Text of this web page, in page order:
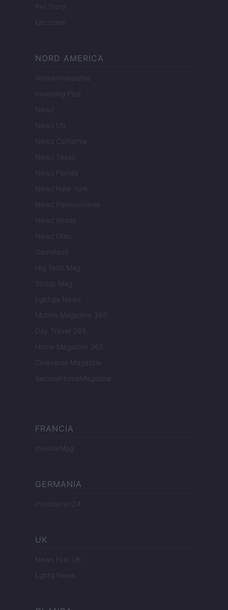
Pet Story
Encocina
NORD AMERICA
Womanmagazine
Investing Plus
Newz
Newz US
Newz California
Newz Texas
Newz Florida
Newz New York
Newz Pennsylvania
Newz Illinois
Newz Ohio
Gameland
Hig Tech Mag
Scoop Mag
Lgbtqia News
Motors Magazine 365
Day Travel 365
Home Magazine 365
Cineverse Magazine
SecondHomeMagazine
FRANCIA
InvestirMag
GERMANIA
Investieren24
UK
News Hub UK
Lgbtq News